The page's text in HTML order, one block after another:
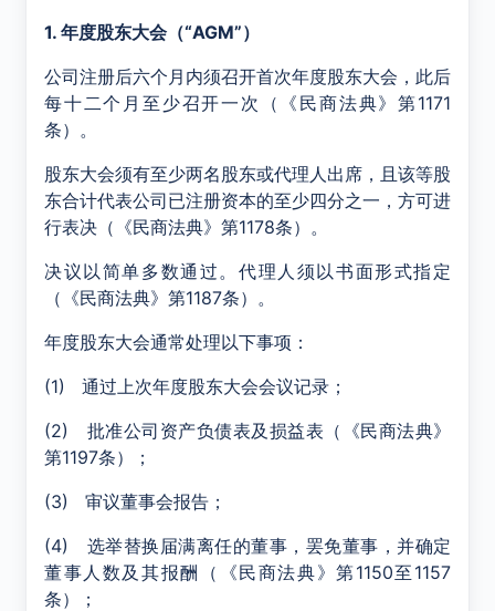
1. 年度股东大会（“AGM”）
公司注册后六个月内须召开首次年度股东大会，此后
每十二个月至少召开一次（《民商法典》第1171
条）。
股东大会须有至少两名股东或代理人出席，且该等股
东合计代表公司已注册资本的至少四分之一，方可进
行表决（《民商法典》第1178条）。
决议以简单多数通过。代理人须以书面形式指定
（《民商法典》第1187条）。
年度股东大会通常处理以下事项：
(1) 通过上次年度股东大会会议记录；
(2) 批准公司资产负债表及损益表（《民商法典》
第1197条）；
(3) 审议董事会报告；
(4) 选举替换届满离任的董事，罢免董事，并确定
董事人数及其报酬（《民商法典》第1150至1157
条）；